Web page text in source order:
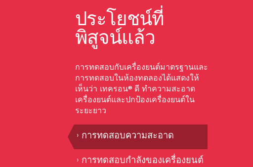
ประโยชน์ที่
พิสูจน์แล้ว
การทดสอบกับเครื่องยนต์มาตรฐานและ
การทดสอบในห้องทดลองได้แสดงให้
เห็นว่า เทครอน®ดี ทำความสะอาด
เครื่องยนต์และปกป้องเครื่องยนต์ใน
ระยะยาว
การทดสอบความสะอาด
การทดสอบกำลังของเครื่องยนต์